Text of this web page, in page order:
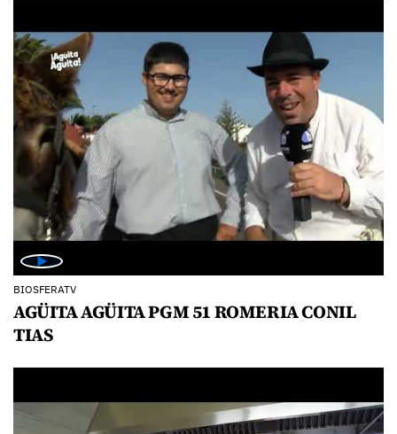
BIOSFERATV
AGÜITA AGÜITA PGM 51 ROMERIA CONIL
TIAS